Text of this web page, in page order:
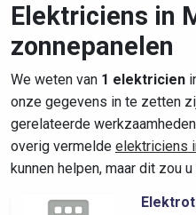
Elektriciens in
zonnepanelen
We weten van 1 elektricien
onze gegevens in te zetten
gerelateerde
overig vermelde elektriciens
kunnen helpen, maar dit zou